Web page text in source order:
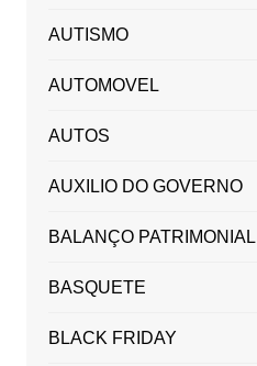
AUTISMO
AUTOMOVEL
AUTOS
AUXILIO DO GOVERNO
BALANÇO PATRIMONIAL
BASQUETE
BLACK FRIDAY